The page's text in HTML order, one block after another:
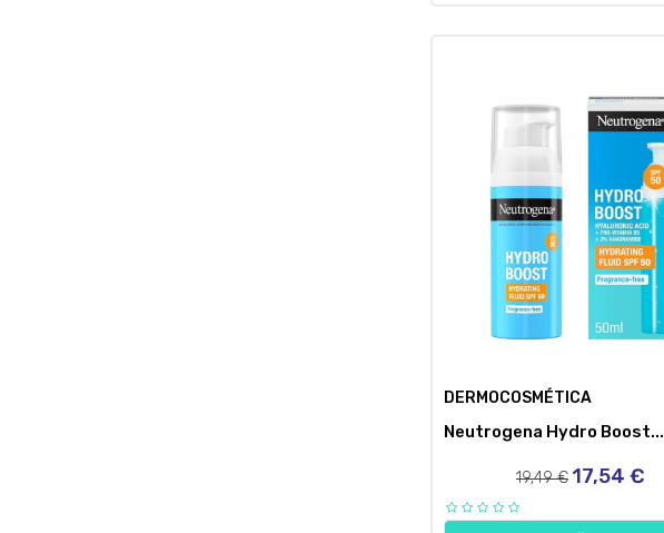
DERMOCOSMÉTICA
Neutrogena Hydro Boost...
Precio
19,49 € Precio
17,54 €